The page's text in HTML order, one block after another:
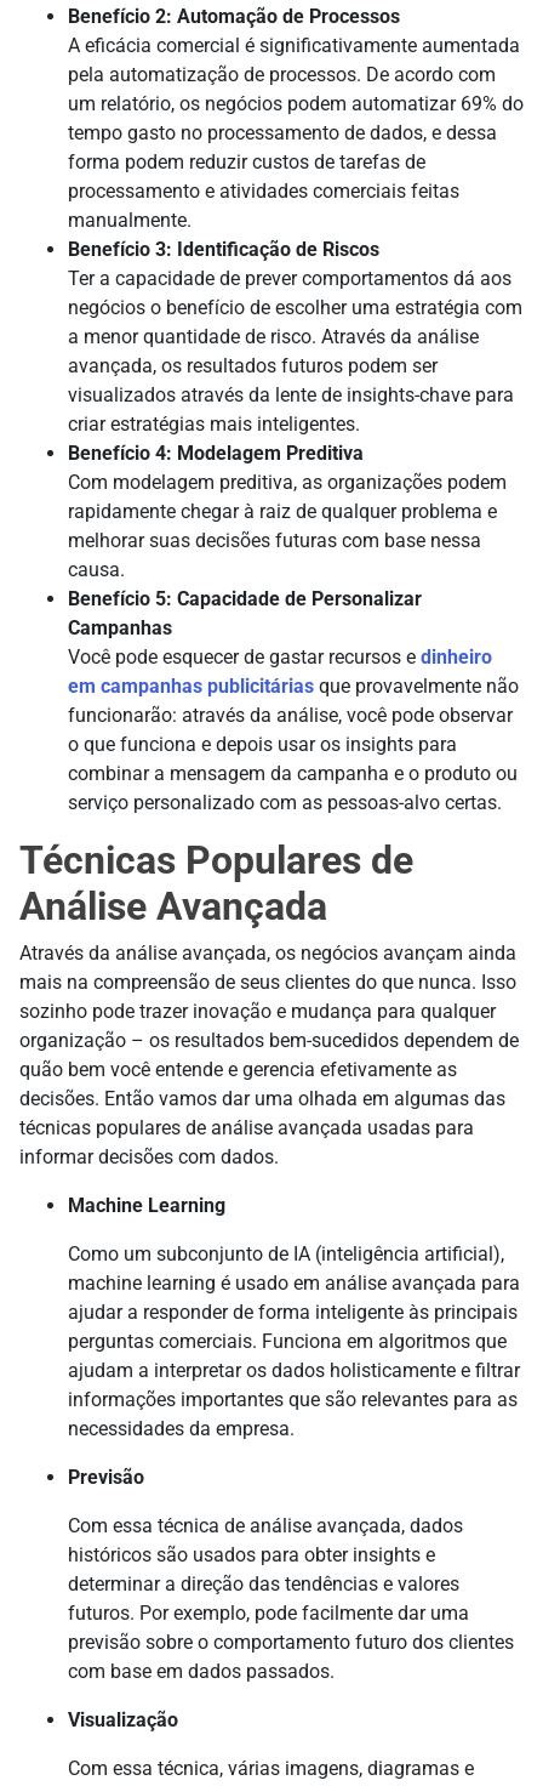
Benefício 2: Automação de Processos
A eficácia comercial é significativamente aumentada
pela automatização de processos. De acordo com
um relatório, os negócios podem automatizar 69% do
tempo gasto no processamento de dados, e dessa
forma podem reduzir custos de tarefas de
processamento e atividades comerciais feitas
manualmente.
Benefício 3: Identificação de Riscos
Ter a capacidade de prever comportamentos dá aos
negócios o benefício de escolher uma estratégia com
a menor quantidade de risco. Através da análise
avançada, os resultados futuros podem ser
visualizados através da lente de insights-chave para
criar estratégias mais inteligentes.
Benefício 4: Modelagem Preditiva
Com modelagem preditiva, as organizações podem
rapidamente chegar à raiz de qualquer problema e
melhorar suas decisões futuras com base nessa
causa.
Benefício 5: Capacidade de Personalizar
Campanhas
Você pode esquecer de gastar recursos e dinheiro
em campanhas publicitárias que provavelmente não
funcionarão: através da análise, você pode observar
o que funciona e depois usar os insights para
combinar a mensagem da campanha e o produto ou
serviço personalizado com as pessoas-alvo certas.
Técnicas Populares de
Análise Avançada
Através da análise avançada, os negócios avançam ainda
mais na compreensão de seus clientes do que nunca. Isso
sozinho pode trazer inovação e mudança para qualquer
organização – os resultados bem-sucedidos dependem de
quão bem você entende e gerencia efetivamente as
decisões. Então vamos dar uma olhada em algumas das
técnicas populares de análise avançada usadas para
informar decisões com dados.
Machine Learning
Como um subconjunto de IA (inteligência artificial),
machine learning é usado em análise avançada para
ajudar a responder de forma inteligente às principais
perguntas comerciais. Funciona em algoritmos que
ajudam a interpretar os dados holisticamente e filtrar
informações importantes que são relevantes para as
necessidades da empresa.
Previsão
Com essa técnica de análise avançada, dados
históricos são usados para obter insights e
determinar a direção das tendências e valores
futuros. Por exemplo, pode facilmente dar uma
previsão sobre o comportamento futuro dos clientes
com base em dados passados.
Visualização
Com essa técnica, várias imagens, diagramas e